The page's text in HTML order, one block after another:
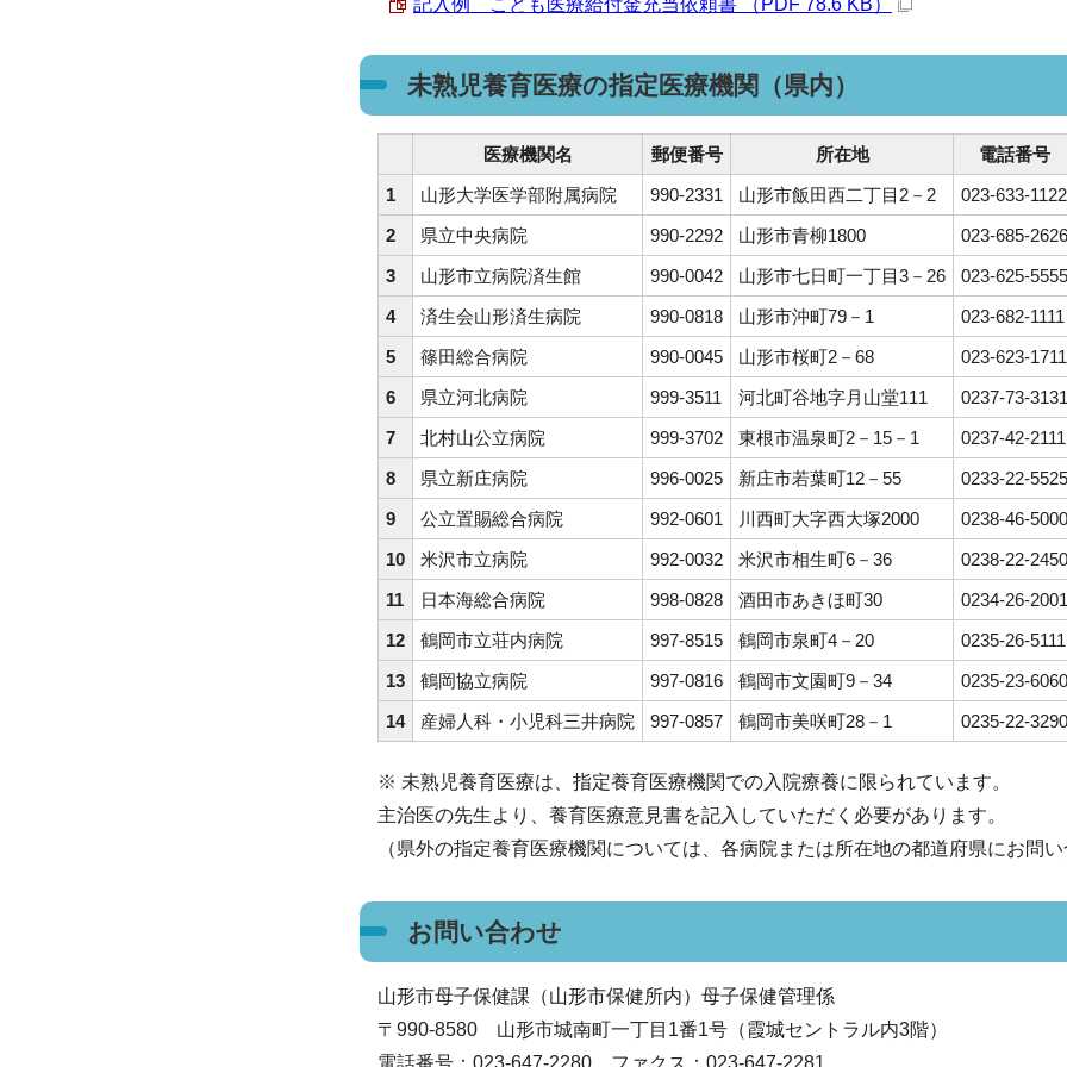
記入例 こども医療給付金充当依頼書 （PDF 78.6 KB）
未熟児養育医療の指定医療機関（県内）
医療機関名 郵便番号 所在地
電話番号
1
山形大学医学部附属病院 990-2331 山形市飯田西二丁目2－2
023-633-1122
2
県立中央病院 990-2292 山形市青柳1800
023-685-2626
3
山形市立病院済生館 990-0042 山形市七日町一丁目3－26
023-625-5555
4
済生会山形済生病院 990-0818 山形市沖町79－1
023-682-1111
5
篠田総合病院 990-0045 山形市桜町2－68
023-623-1711
6
県立河北病院 999-3511 河北町谷地字月山堂111
0237-73-3131
7
北村山公立病院 999-3702 東根市温泉町2－15－1
0237-42-2111
8
県立新庄病院 996-0025 新庄市若葉町12－55
0233-22-5525
9
公立置賜総合病院 992-0601 川西町大字西大塚2000
0238-46-5000
10
米沢市立病院 992-0032 米沢市相生町6－36
0238-22-2450
11
日本海総合病院 998-0828 酒田市あきほ町30
0234-26-2001
12
鶴岡市立荘内病院 997-8515 鶴岡市泉町4－20
0235-26-5111
13
鶴岡協立病院 997-0816 鶴岡市文園町9－34
0235-23-6060
14
産婦人科・小児科三井病院 997-0857 鶴岡市美咲町28－1 0235-22-3290
※ 未熟児養育医療は、指定養育医療機関での入院療養に限られています。
主治医の先生より、養育医療意見書を記入していただく必要があります。
（県外の指定養育医療機関については、各病院または所在地の都道府県にお問い
お問い合わせ
山形市母子保健課（山形市保健所内）母子保健管理係
〒990-8580 山形市城南町一丁目1番1号（霞城セントラル内3階）
電話番号：023-647-2280 ファクス：023-647-2281